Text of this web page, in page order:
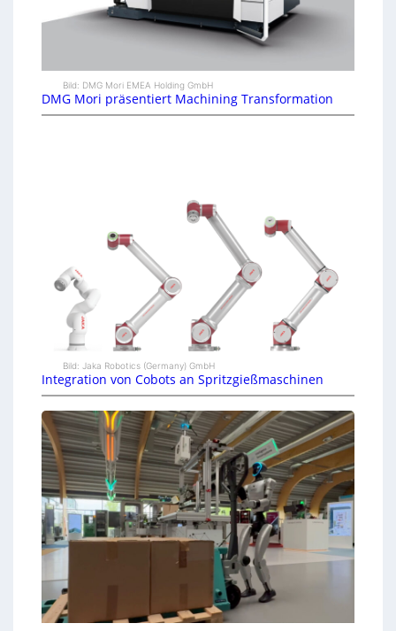
Bild: DMG Mori EMEA Holding GmbH
DMG Mori präsentiert Machining Transformation
Bild: Jaka Robotics (Germany) GmbH
Integration von Cobots an Spritzgießmaschinen